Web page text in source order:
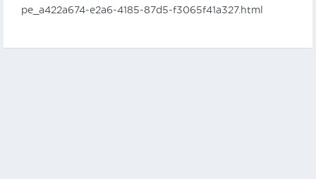
pe_a422a674-e2a6-4185-87d5-f3065f41a327.html